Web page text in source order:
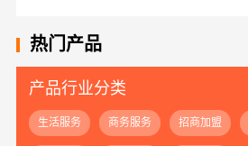
热门产品
产品行业分类
生活服务 商务服务 招商加盟